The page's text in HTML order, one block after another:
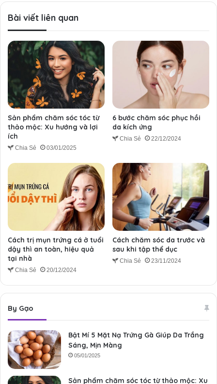
Bài viết liên quan
Sản phẩm chăm sóc tóc từ
thảo mộc: Xu hướng và lợi
ích
Chia Sẻ 03/01/2025
6 bước chăm sóc phục hồi
da kích ứng
Chia Sẻ 22/12/2024
Cách trị mụn trứng cá ở tuổi
dậy thì an toàn, hiệu quả
tại nhà
Chia Sẻ 20/12/2024
Cách chăm sóc da trước và
sau khi tập thể dục
Chia Sẻ 23/11/2024
By Gạo
Bật Mí 5 Mặt Nạ Trứng Gà Giúp Da Trắng
Sáng, Mịn Màng
05/01/2025
Sản phẩm chăm sóc tóc từ thảo mộc: Xu